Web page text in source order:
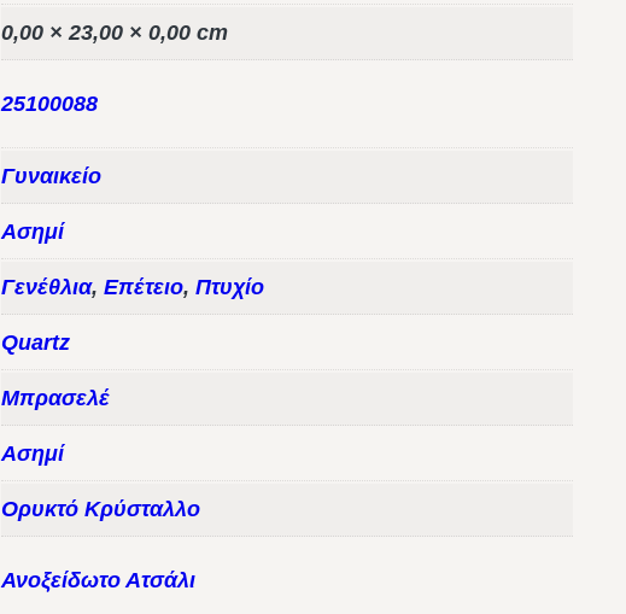
0,00 × 23,00 × 0,00 cm
25100088
Γυναικείο
Ασημί
Γενέθλια, Επέτειο, Πτυχίο
Quartz
Μπρασελέ
Ασημί
Ορυκτό Κρύσταλλο
Ανοξείδωτο Ατσάλι